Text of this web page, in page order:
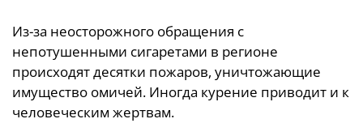
Из-за неосторожного обращения с
непотушенными сигаретами в регионе
происходят десятки пожаров, уничтожающие
имущество омичей. Иногда курение приводит и к
человеческим жертвам.